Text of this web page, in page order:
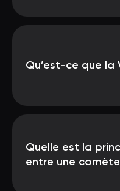
Qu’est-ce que la
Quelle est la
entre une